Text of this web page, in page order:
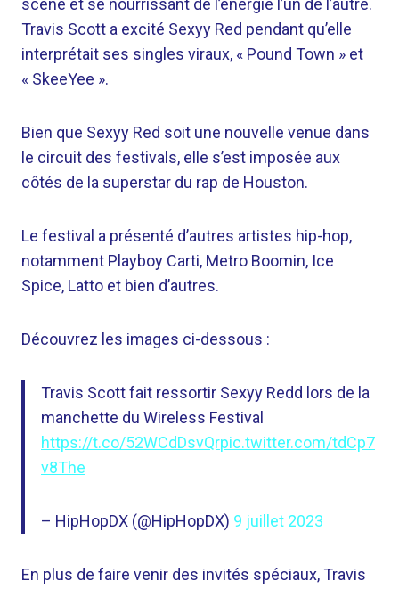
scène et se nourrissant de l’énergie l’un de l’autre.
Travis Scott a excité Sexyy Red pendant qu’elle
interprétait ses singles viraux, « Pound Town » et
« SkeeYee ».
Bien que Sexyy Red soit une nouvelle venue dans
le circuit des festivals, elle s’est imposée aux
côtés de la superstar du rap de Houston.
Le festival a présenté d’autres artistes hip-hop,
notamment Playboy Carti, Metro Boomin, Ice
Spice, Latto et bien d’autres.
Découvrez les images ci-dessous :
Travis Scott fait ressortir Sexyy Redd lors de la
manchette du Wireless Festival
https://t.co/52WCdDsvQrpic.twitter.com/tdCp7
v8The
– HipHopDX (@HipHopDX) 9 juillet 2023
En plus de faire venir des invités spéciaux, Travis